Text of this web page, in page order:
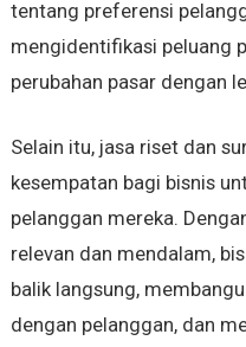
tentang preferensi
mengidentifikasi peluang
perubahan pasar dengan
Selain itu, jasa riset dan
kesempatan bagi bisnis
pelanggan mereka.
relevan dan mendalam,
balik langsung,
dengan pelanggan, dan